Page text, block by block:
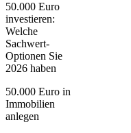
50.000 Euro
investieren:
Welche
Sachwert-
Optionen Sie
2026 haben
50.000 Euro in
Immobilien
anlegen